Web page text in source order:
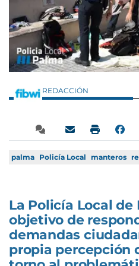
REDACCIÓN
palma Policía Local manteros
La Policía Local de
objetivo de
demandas
propia percepción